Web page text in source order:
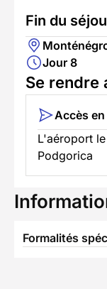
Fin du
Jour 8
Se rendre
Accès
L'aéroport
Podgorica
Formalités